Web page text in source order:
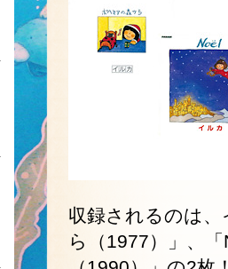
収録されるのは
ら（1977）」、